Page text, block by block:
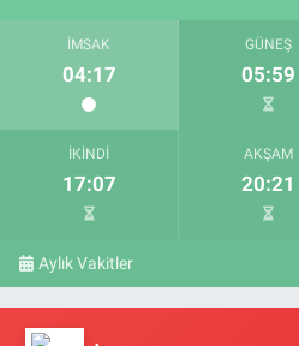
İMSAK
04:17
GÜNEŞ
05:59
İKINDI
17:07
AKŞAM
20:21
Aylık Vakitler